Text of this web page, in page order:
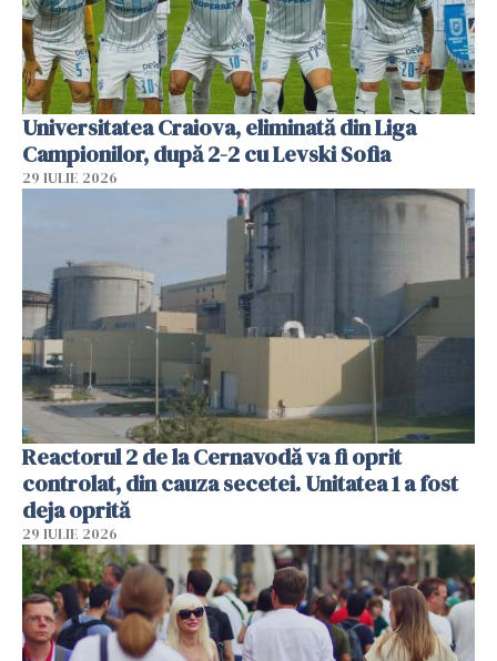
Universitatea Craiova, eliminată din Liga
Campionilor, după 2-2 cu Levski Sofia
29 IULIE 2026
Reactorul 2 de la Cernavodă va fi oprit
controlat, din cauza secetei. Unitatea 1 a fost
deja oprită
29 IULIE 2026